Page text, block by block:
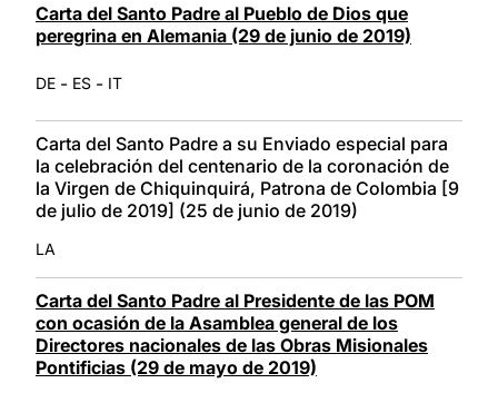
Carta del Santo Padre al Pueblo de Dios que
peregrina en Alemania (29 de junio de 2019)
DE - ES - IT
Carta del Santo Padre a su Enviado especial para
la celebración del centenario de la coronación de
la Virgen de Chiquinquirá, Patrona de Colombia [9
de julio de 2019] (25 de junio de 2019)
LA
Carta del Santo Padre al Presidente de las POM
con ocasión de la Asamblea general de los
Directores nacionales de las Obras Misionales
Pontificias (29 de mayo de 2019)